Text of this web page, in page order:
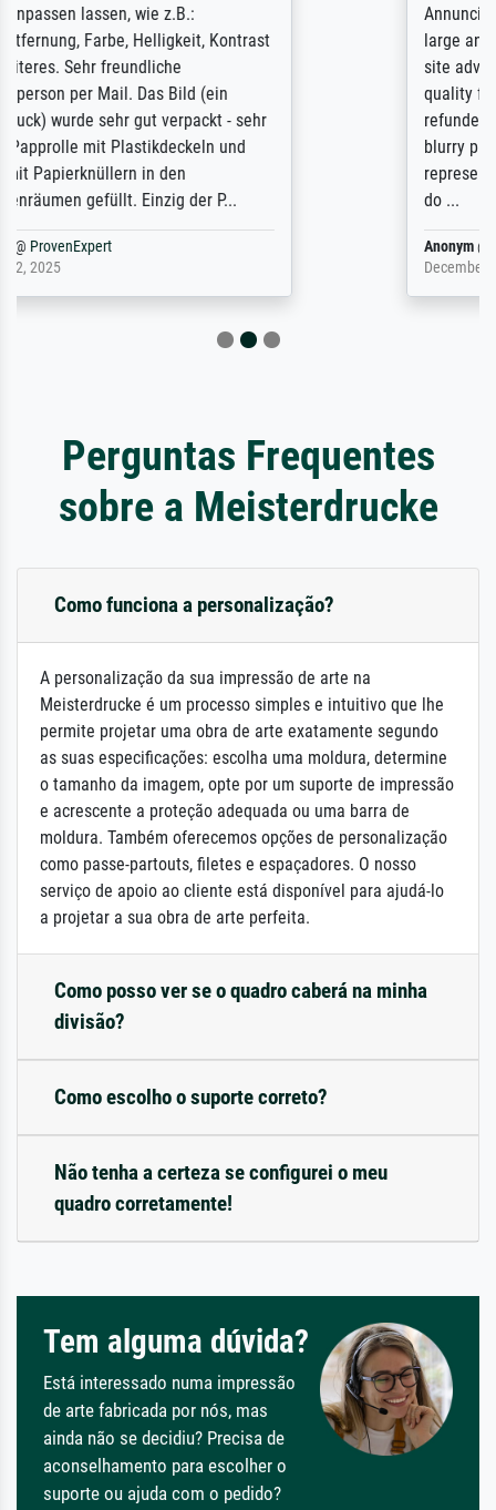
Annunciation by Fra Angelico from a very
large and popular American "art/poster"
site advertising giclee print quality. The
quality for a large print was atrocious. They
refunded me when I sent pictures of the
blurry print vs. a Wikipedia commons
representation. They stated they couldn't
do ...
Anonym
Perguntas Frequentes
sobre a Meisterdrucke
Como funciona a personalização?
A personalização da sua impressão de arte na
Meisterdrucke é um processo simples e intuitivo que lhe
permite projetar uma obra de arte exatamente segundo
as suas especificações: escolha uma moldura, determine
o tamanho da imagem, opte por um suporte de impressão
e acrescente a proteção adequada ou uma barra de
moldura. Também oferecemos opções de personalização
como passe-partouts, filetes e espaçadores. O nosso
serviço de apoio ao cliente está disponível para ajudá-lo
a projetar a sua obra de arte perfeita.
Como posso ver se o quadro caberá na minha
divisão?
Como escolho o suporte correto?
Não tenha a certeza se configurei o meu
quadro corretamente!
Tem alguma dúvida?
Está interessado numa impressão
de arte fabricada por nós, mas
ainda não se decidiu? Precisa de
aconselhamento para escolher o
suporte ou ajuda com o pedido?